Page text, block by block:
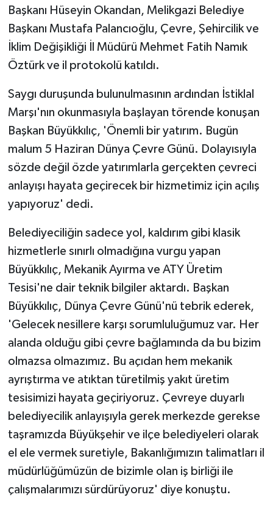
Başkanı Hüseyin Okandan, Melikgazi Belediye
Başkanı Mustafa Palancıoğlu, Çevre, Şehircilik ve
İklim Değişikliği İl Müdürü Mehmet Fatih Namık
Öztürk ve il protokolü katıldı.
Saygı duruşunda bulunulmasının ardından İstiklal
Marşı'nın okunmasıyla başlayan törende konuşan
Başkan Büyükkılıç, 'Önemli bir yatırım. Bugün
malum 5 Haziran Dünya Çevre Günü. Dolayısıyla
sözde değil özde yatırımlarla gerçekten çevreci
anlayışı hayata geçirecek bir hizmetimiz için açılış
yapıyoruz' dedi.
Belediyeciliğin sadece yol, kaldırım gibi klasik
hizmetlerle sınırlı olmadığına vurgu yapan
Büyükkılıç, Mekanik Ayırma ve ATY Üretim
Tesisi'ne dair teknik bilgiler aktardı. Başkan
Büyükkılıç, Dünya Çevre Günü'nü tebrik ederek,
'Gelecek nesillere karşı sorumluluğumuz var. Her
alanda olduğu gibi çevre bağlamında da bu bizim
olmazsa olmazımız. Bu açıdan hem mekanik
ayrıştırma ve atıktan türetilmiş yakıt üretim
tesisimizi hayata geçiriyoruz. Çevreye duyarlı
belediyecilik anlayışıyla gerek merkezde gerekse
taşramızda Büyükşehir ve ilçe belediyeleri olarak
el ele vermek suretiyle, Bakanlığımızın talimatları il
müdürlüğümüzün de bizimle olan iş birliği ile
çalışmalarımızı sürdürüyoruz' diye konuştu.